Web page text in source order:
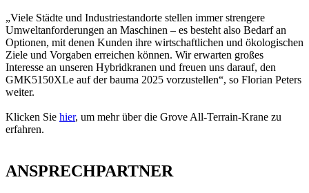
„Viele Städte und Industriestandorte stellen immer strengere
Umweltanforderungen an Maschinen – es besteht also Bedarf an
Optionen, mit denen Kunden ihre wirtschaftlichen und ökologischen
Ziele und Vorgaben erreichen können. Wir erwarten großes
Interesse an unseren Hybridkranen und freuen uns darauf, den
GMK5150XLe auf der bauma 2025 vorzustellen“, so Florian Peters
weiter.
Klicken Sie hier, um mehr über die Grove All-Terrain-Krane zu
erfahren.
ANSPRECHPARTNER